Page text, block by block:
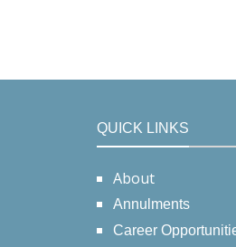
QUICK LINKS
About
Annulments
Career